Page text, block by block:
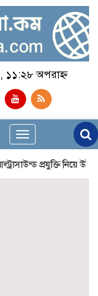
১১:২৮ অপরাহ্ন
Toggle
navigation
প্রযুক্তি নিয়ে